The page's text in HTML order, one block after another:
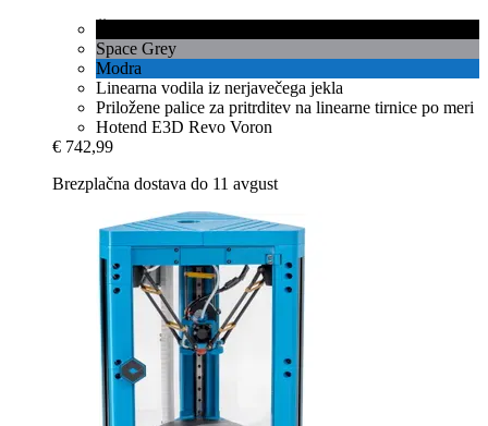
Space Grey
Modra
Linearna vodila iz nerjavečega jekla
Priložene palice za pritrditev na linearne tirnice po meri
Hotend E3D Revo Voron
€ 742,99
Brezplačna dostava do 11 avgust